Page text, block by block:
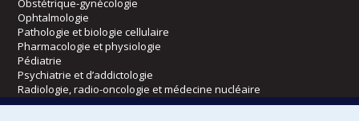
Obstétrique-gynécologie
Ophtalmologie
Pathologie et biologie cellulaire
Pharmacologie et physiologie
Pédiatrie
Psychiatrie et d’addictologie
Radiologie, radio-oncologie et médecine nucléaire